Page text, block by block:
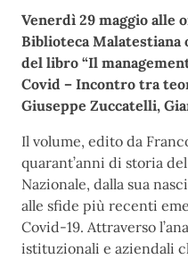
Venerdì 29 maggio alle
Biblioteca Malatestiana
del libro “Il
Covid – Incontro tra
Giuseppe Zuccatelli,
Il volume, edito da
quarant’anni di storia
Nazionale, dalla sua
alle sfide più recenti
Covid-19. Attraverso
istituzionali e aziendali